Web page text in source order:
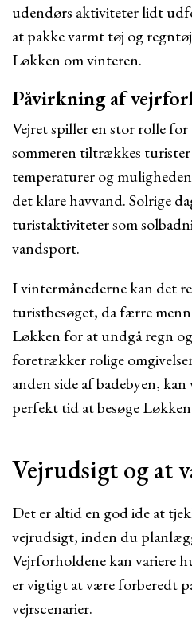
udendørs aktiviteter lidt
at pakke varmt tøj og
Løkken om vinteren.
Påvirkning af
Vejret spiller en stor rolle
sommeren tiltrækkes
temperaturer og
det klare havvand. Solrige
turistaktiviteter som
vandsport.
I vintermånederne kan det
turistbesøget, da færre
Løkken for at undgå regn
foretrækker rolige
anden side af badebyen,
perfekt tid at besøge
Vejrudsigt og at
Det er altid en god ide at
vejrudsigt, inden du
Vejrforholdene kan variere
er vigtigt at være forberedt
vejrscenarier.